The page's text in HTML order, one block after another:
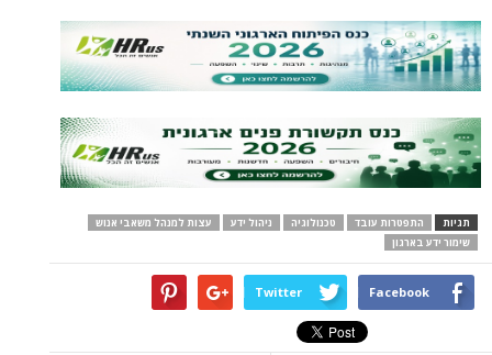
תגיות התפטרות עובד טכנולוגיה ניהול ידע
עצות למנהל משאבי אנוש
שימור ידע בארגון
Facebook
Twitter